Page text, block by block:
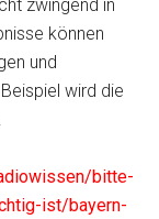
zwingend in
können
und
wird die
bitte-
ist/bayern-